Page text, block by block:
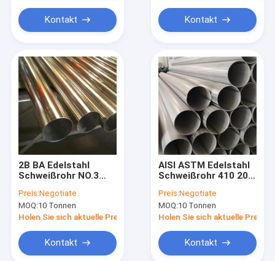
Produkte
Videos
Über uns
Werksbesichtigung
Kontakt mit uns
Neuigkeiten
Kontakt Kontakt
2B BA Edelstahl
Schweißrohr NO.3
445
Preis:Negotiate
MOQ:10 Tonnen
Holen Sie sich aktuelle Preis
Kontakt
AISI ASTM Edelstahl
Schweißrohr 410 201
Kaltgewalzt
Preis:Negotiate
MOQ:10 Tonnen
Holen Sie sich aktuelle Preis
Kontakt